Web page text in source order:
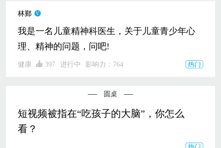
林鄞
我是一名儿童精神科医生，关于儿童青少年心
理、精神的问题，问吧!
健康 397 进行中 影响力： 764
圆桌
短视频被指在“吃孩子的大脑”，你怎么
看？